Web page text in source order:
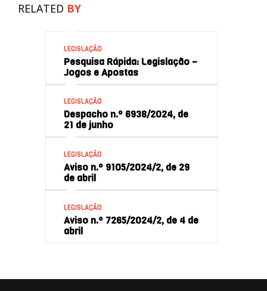
RELATED BY
LEGISLAÇÃO
Pesquisa Rápida: Legislação –
Jogos e Apostas
LEGISLAÇÃO
Despacho n.º 6938/2024, de
21 de junho
LEGISLAÇÃO
Aviso n.º 9105/2024/2, de 29
de abril
LEGISLAÇÃO
Aviso n.º 7265/2024/2, de 4 de
abril